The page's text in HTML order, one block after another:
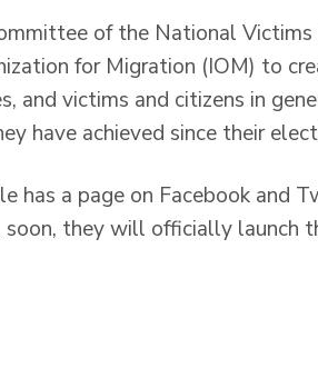
of the National
for Migration (IOM) to
and victims and citizens in
have achieved since their
has a page on Facebook and
they will officially launch